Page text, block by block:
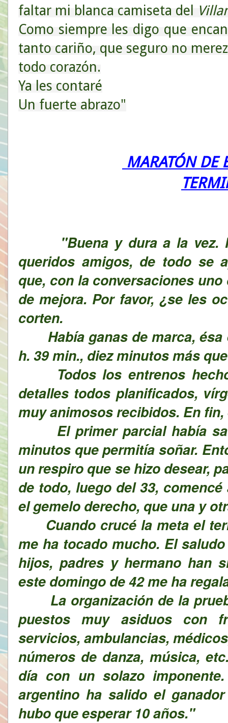
faltar mi blanca camiseta del
Como siempre les digo que
tanto cariño, que seguro no
todo corazón.
Ya les contaré
Un fuerte abrazo"
MARATÓN DE
"Buena y dura a la vez.
queridos amigos, de todo se
que, con la conversaciones
de mejora. Por favor, ¿se les
corten.
Había ganas de marca, ésa
h. 39 min., diez minutos más
Todos los entrenos
detalles todos planificados,
muy animosos recibidos. En fin,
El primer parcial había
minutos que permitía soñar.
un respiro que se hizo desear,
de todo, luego del 33,
el gemelo derecho, que una y
Cuando crucé la meta el
me ha tocado mucho. El
hijos, padres y hermano han
este domingo de 42 me ha
La organización de la
puestos muy asiduos con
servicios, ambulancias,
números de danza, música,
día con un solazo
argentino ha salido el
hubo que esperar 10 años."